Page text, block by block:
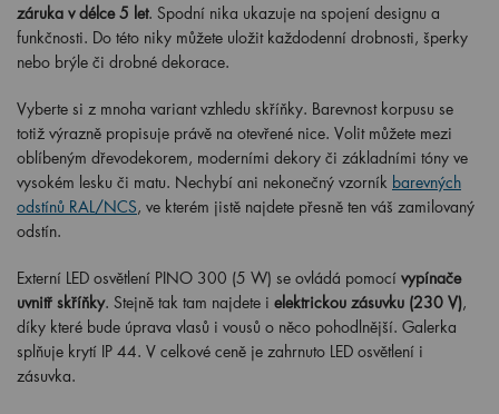
záruka v délce 5 let. Spodní nika ukazuje na spojení designu a
funkčnosti. Do této niky můžete uložit každodenní drobnosti, šperky
nebo brýle či drobné dekorace.
Vyberte si z mnoha variant vzhledu skříňky. Barevnost korpusu se
totiž výrazně propisuje právě na otevřené nice. Volit můžete mezi
oblíbeným dřevodekorem, moderními dekory či základními tóny ve
vysokém lesku či matu. Nechybí ani nekonečný vzorník barevných
odstínů RAL/NCS, ve kterém jistě najdete přesně ten váš zamilovaný
odstín.
Externí LED osvětlení PINO 300 (5 W) se ovládá pomocí vypínače
uvnitř skříňky. Stejně tak tam najdete i elektrickou zásuvku (230 V),
díky které bude úprava vlasů i vousů o něco pohodlnější. Galerka
splňuje krytí IP 44. V celkové ceně je zahrnuto LED osvětlení i
zásuvka.